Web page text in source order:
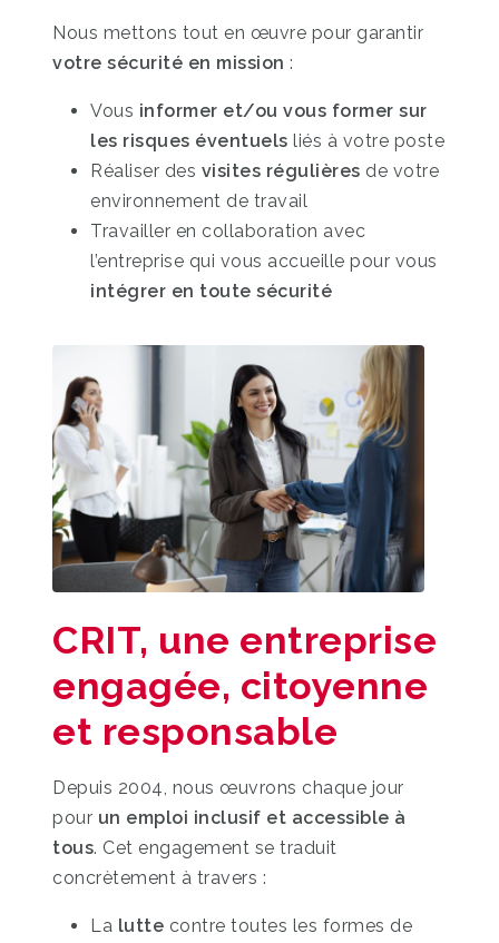
Nous mettons tout en œuvre pour garantir
votre sécurité en mission :
Vous informer et/ou vous former sur
les risques éventuels liés à votre poste
Réaliser des visites régulières de votre
environnement de travail
Travailler en collaboration avec
l’entreprise qui vous accueille pour vous
intégrer en toute sécurité
CRIT, une entreprise
engagée, citoyenne
et responsable
Depuis 2004, nous œuvrons chaque jour
pour un emploi inclusif et accessible à
tous. Cet engagement se traduit
concrètement à travers :
La lutte contre toutes les formes de